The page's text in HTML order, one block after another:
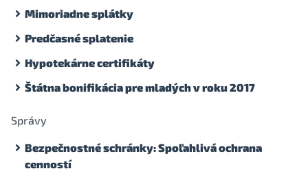
Mimoriadne splátky
Predčasné splatenie
Hypotekárne certifikáty
Štátna bonifikácia pre mladých v roku 2017
Správy
Bezpečnostné schránky: Spoľahlivá ochrana
cenností